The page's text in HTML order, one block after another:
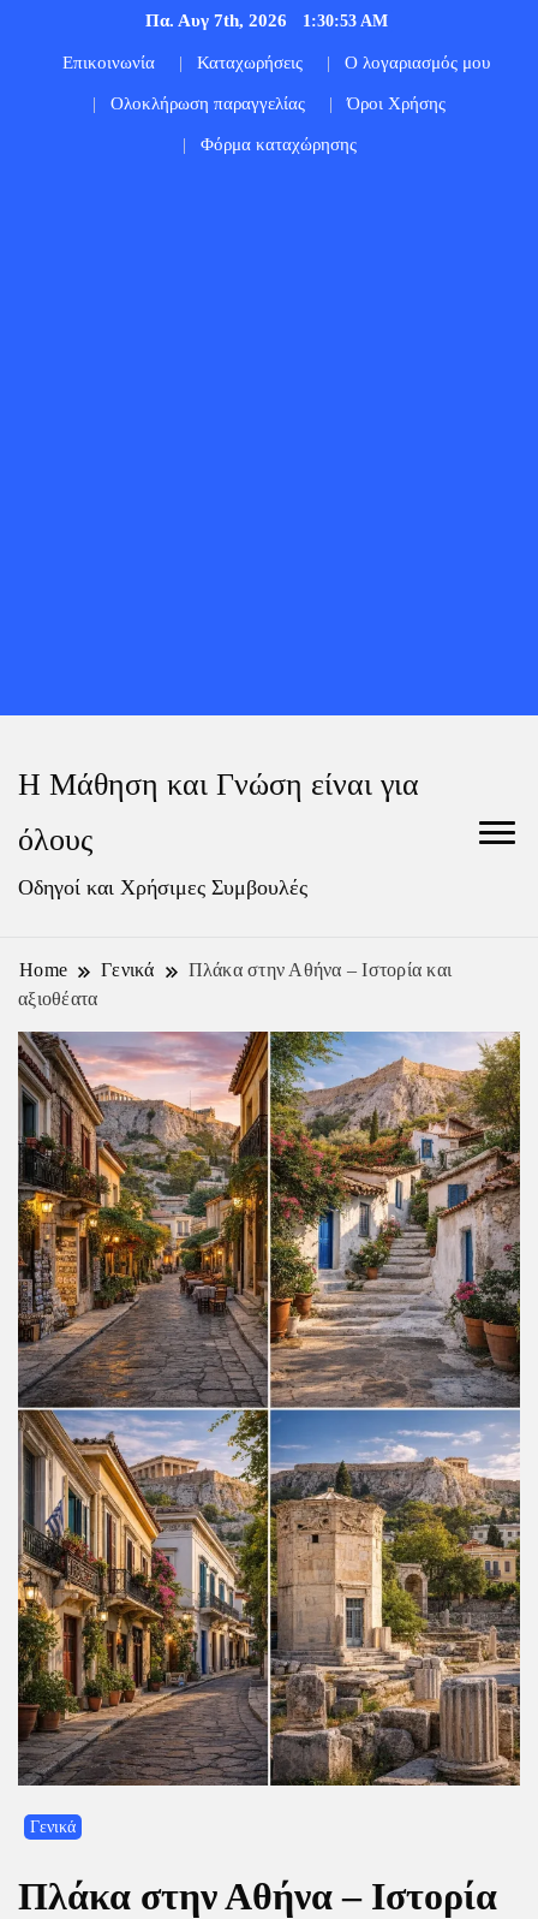
Πα. Αυγ 7th, 2026 1:30:55 AM
Επικοινωνία Καταχωρήσεις Ο λογαριασμός μου
Ολοκλήρωση παραγγελίας Όροι Χρήσης
Φόρμα καταχώρησης
Η Μάθηση και Γνώση είναι για
όλους
Οδηγοί και Χρήσιμες Συμβουλές
Home Γενικά
Πλάκα στην Αθήνα – Ιστορία και
αξιοθέατα
Γενικά
Πλάκα στην Αθήνα – Ιστορία